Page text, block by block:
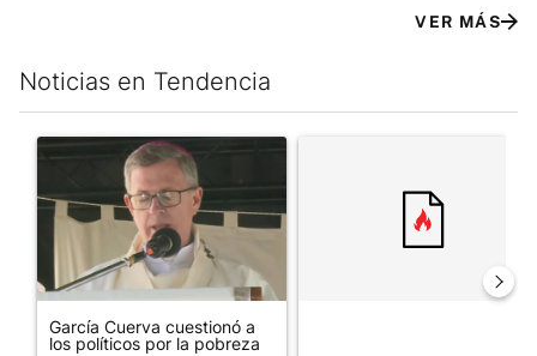
VER MÁS
Noticias en Tendencia
Este listado muestra los artículos con más comentarios en los
Un artículo de tendencia con el título "García Cuerva
García Cuerva cuestionó a
los políticos por la pobreza